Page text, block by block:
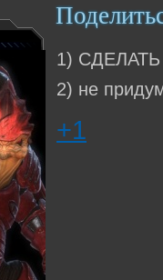
1)
2) не
+1